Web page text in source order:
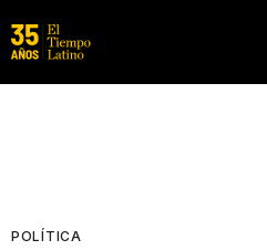
POLÍTICA